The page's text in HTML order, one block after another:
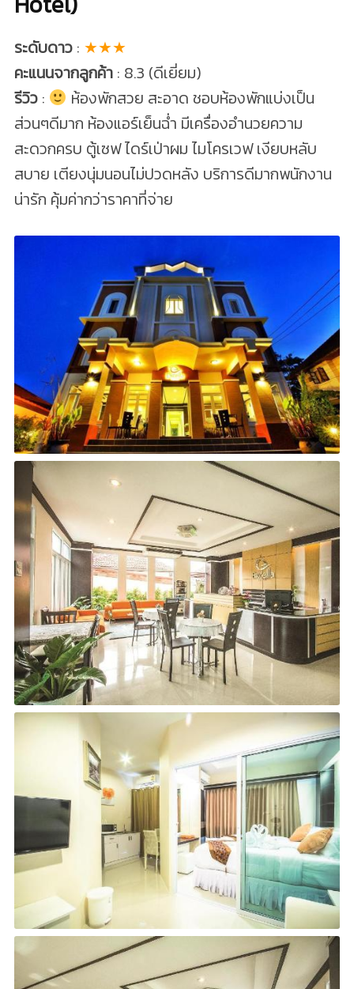
ระดับดาว: ★★★
คะแนนจากลูกค้า: 8.3 (ดีเยี่ยม)
รีวิว:
ห้องพักสวย สะอาด ชอบห้องพักแบ่งเป็น
ส่วนๆดีมาก ห้องแอร์เย็นฉ่ำ มีเครื่องอำนวยความ
สะดวกครบ ตู้เซฟ ไดร์เป่าผม ไมโครเวฟ เงียบหลับ
สบาย เตียงนุ่มนอนไม่ปวดหลัง บริการดีมากพนักงาน
น่ารัก คุ้มค่ากว่าราคาที่จ่าย